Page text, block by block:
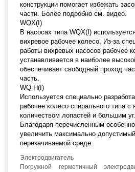
конструкции помогает избежать
части. Более подробно см. видео.
WQX(I)
В насосах типа WQX(I)
вихревое рабочее колесо. Из-за
работы вихревых насосов рабочее
устанавливается в наиболее
обеспечивает свободный проход
часть.
WQ-H(I)
Используется специально
рабочее колесо спирального типа с
количеством лопастей и большим
Благодаря перечисленным
увеличить максимально
перекачиваемой среде.
Электродвигатель
Погружной герметичный